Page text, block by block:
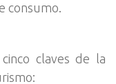
consumo.
claves de la